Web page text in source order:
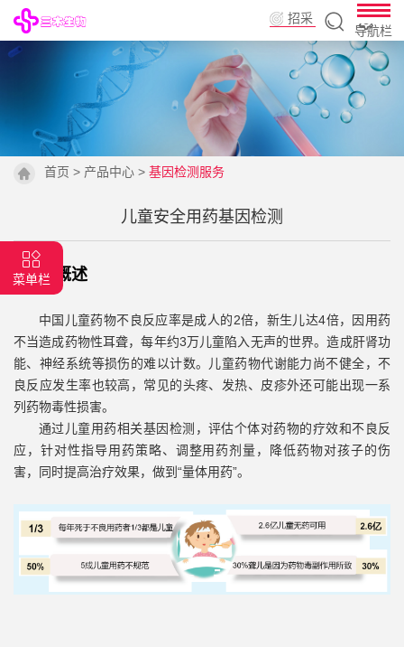
招采
导航栏
首页 > 产品中心 > 基因检测服务
菜单栏
儿童安全用药基因检测
|背景概述
中国儿童药物不良反应率是成人的2倍，新生儿达4倍，因用药
不当造成药物性耳聋，每年约3万儿童陷入无声的世界。造成肝肾功
能、神经系统等损伤的难以计数。儿童药物代谢能力尚不健全，不
良反应发生率也较高，常见的头疼、发热、皮疹外还可能出现一系
列药物毒性损害。
通过儿童用药相关基因检测，评估个体对药物的疗效和不良反
应，针对性指导用药策略、调整用药剂量，降低药物对孩子的伤
害，同时提高治疗效果，做到“量体用药”。